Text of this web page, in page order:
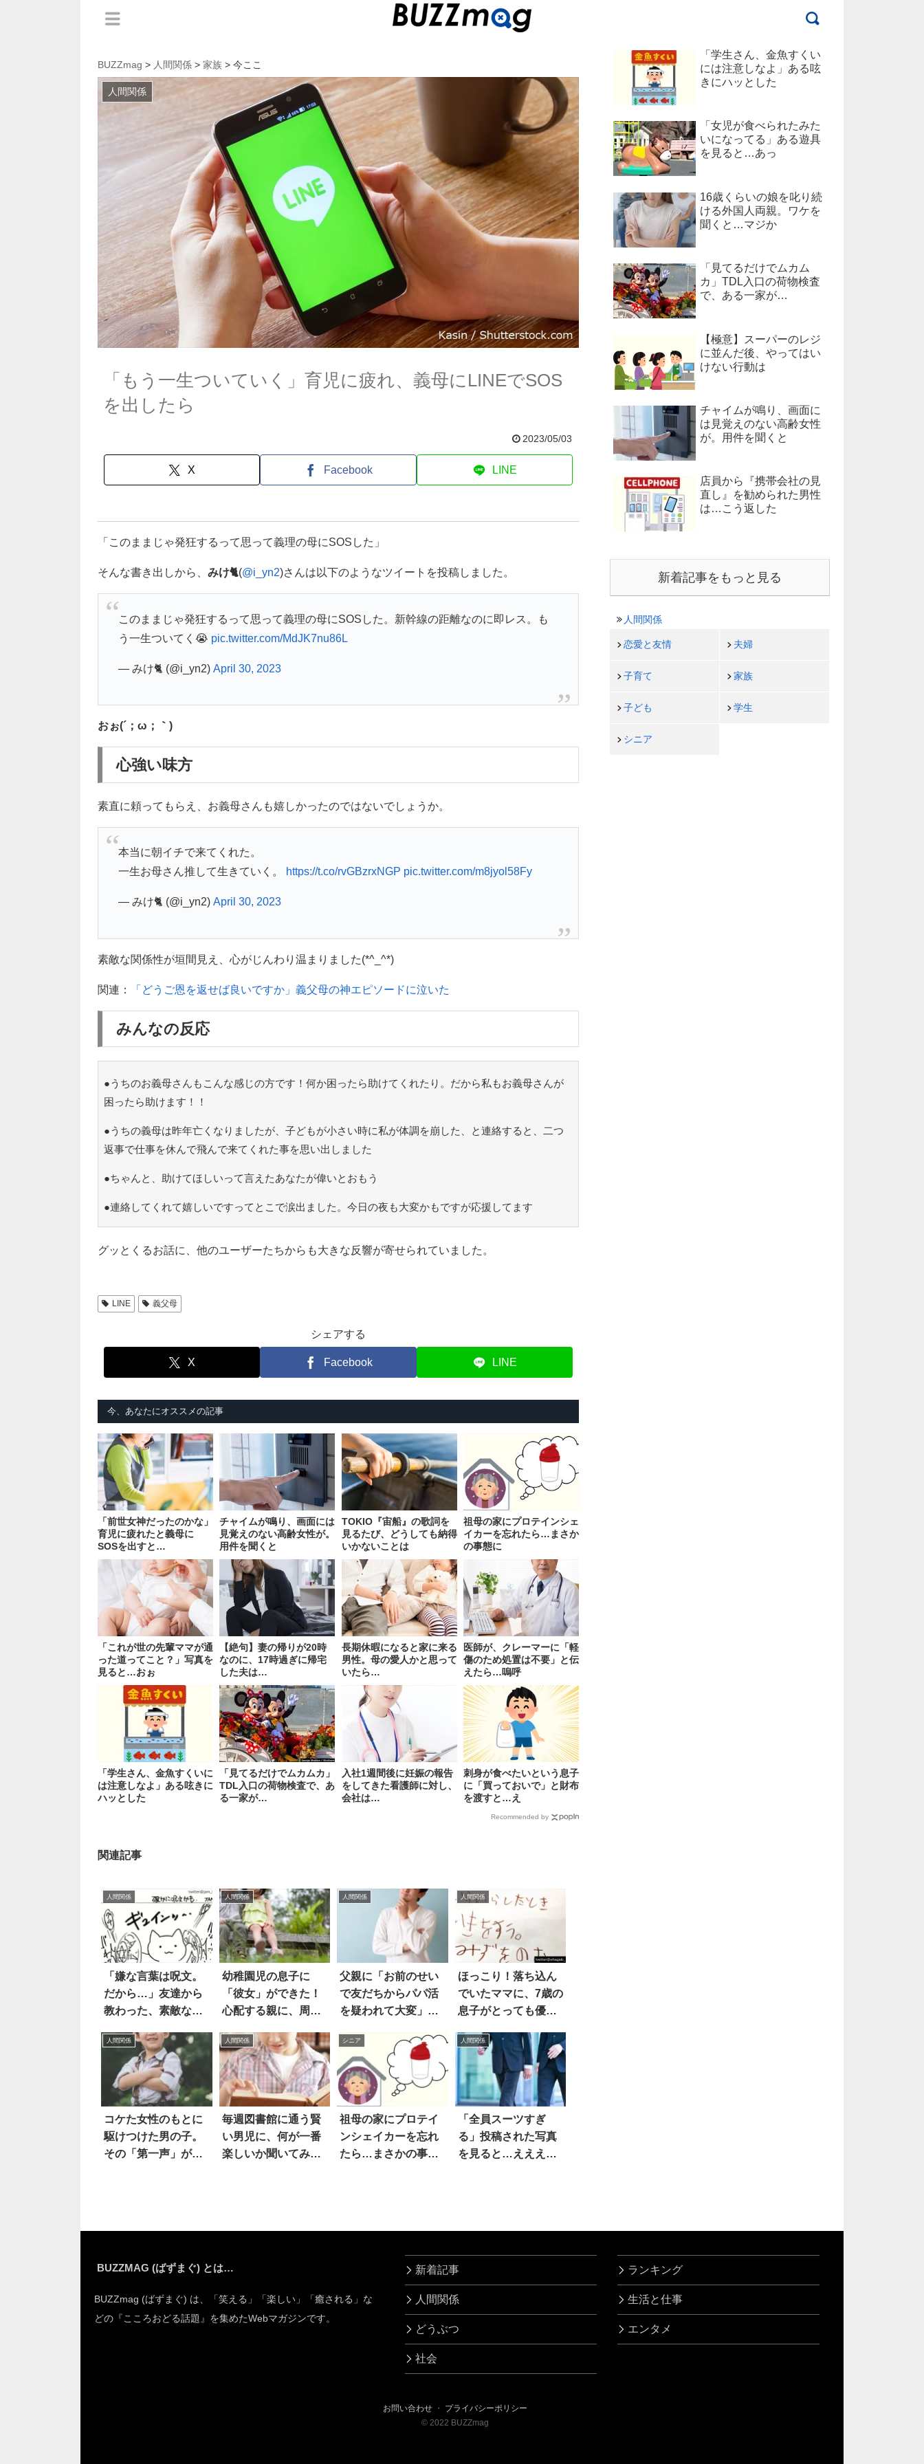
BUZZmag > 人間関係 > 家族 > 今ここ
人間関係
「もう一生ついていく」育児に疲れ、義母にLINEでSOS
を出したら
2023/05/03
X Facebook LINE
「このままじゃ発狂するって思って義理の母にSOSした」
そんな書き出しから、 みけ🐈(@i_yn2)さんは以下のようなツイートを投稿しました。
このままじゃ発狂するって思って義理の母にSOSした。新幹線の距離なのに即レス。も
う一生ついてく😭 pic.twitter.com/MdJK7nu86L
— みけ🐈 (@i_yn2) April 30, 2023
おぉ(´；ω；｀)
心強い味方
素直に頼ってもらえ、お義母さんも嬉しかったのではないでしょうか。
本当に朝イチで来てくれた。
一生お母さん推して生きていく。
https://t.co/rvGBzrxNGP pic.twitter.com/m8jyol58Fy
— みけ🐈 (@i_yn2) April 30, 2023
素敵な関係性が垣間見え、心がじんわり温まりました(*^_^*)
関連： 「どうご恩を返せば良いですか」義父母の神エピソードに泣いた
みんなの反応
●うちのお義母さんもこんな感じの方です！何か困ったら助けてくれたり。だから私もお義母さんが
困ったら助けます！！
●うちの義母は昨年亡くなりましたが、子どもが小さい時に私が体調を崩した、と連絡すると、二つ
返事で仕事を休んで飛んで来てくれた事を思い出しました
●ちゃんと、助けてほしいって言えたあなたが偉いとおもう
●連絡してくれて嬉しいですってとこで涙出ました。今日の夜も大変かもですが応援してます
グッとくるお話に、他のユーザーたちからも大きな反響が寄せられていました。
LINE 義父母
シェアする
X Facebook LINE
今、あなたにオススメの記事
「前世女神だったのかな」
育児に疲れたと義母に
SOSを出すと…
チャイムが鳴り、画面には
見覚えのない高齢女性が。
用件を聞くと
TOKIO『宙船』の歌詞を
見るたび、どうしても納得
いかないことは
祖母の家にプロテインシェ
イカーを忘れたら…まさか
の事態に
「これが世の先輩ママが通
った道ってこと？」写真を
見ると…おぉ
【絶句】妻の帰りが20時
なのに、17時過ぎに帰宅
した夫は…
長期休暇になると家に来る
男性。母の愛人かと思って
いたら…
医師が、クレーマーに「軽
傷のため処置は不要」と伝
えたら…嗚呼
「学生さん、金魚すくいに
は注意しなよ」ある呟きに
ハッとした
「見てるだけでムカムカ」
TDL入口の荷物検査で、あ
る一家が…
入社1週間後に妊娠の報告
をしてきた看護師に対し、
会社は…
刺身が食べたいという息子
に「買っておいで」と財布
を渡すと…え
Recommended by
関連記事
人間関係
「嫌な言葉は呪文。
だから…」友達から
教わった、素敵な心
人間関係
幼稚園児の息子に
「彼女」ができた！
心配する親に、周囲
は…
人間関係
父親に「お前のせい
で友だちからパパ活
を疑われて大変」と
人間関係
ほっこり！落ち込ん
でいたママに、7歳の
息子がとっても優し
人間関係
コケた女性のもとに
駆けつけた男の子。
その「第一声」が素
人間関係
毎週図書館に通う賢
い男児に、何が一番
楽しいか聞いてみる
シニア
祖母の家にプロテイ
ンシェイカーを忘れ
たら…まさかの事態
人間関係
「全員スーツすぎ
る」投稿された写真
を見ると…ええええ
「学生さん、金魚すくい
には注意しなよ」ある呟
きにハッとした
「女児が食べられたみた
いになってる」ある遊具
を見ると…あっ
16歳くらいの娘を叱り続
ける外国人両親。ワケを
聞くと…マジか
「見てるだけでムカム
カ」TDL入口の荷物検査
で、ある一家が…
【極意】スーパーのレジ
に並んだ後、やってはい
けない行動は
チャイムが鳴り、画面に
は見覚えのない高齢女性
が。用件を聞くと
店員から『携帯会社の見
直し』を勧められた男性
は…こう返した
新着記事をもっと見る
人間関係
恋愛と友情 夫婦
子育て 家族
子ども 学生
シニア
BUZZMAG (ばずまぐ) とは…
BUZZmag (ばずまぐ) は、「笑える」「楽しい」「癒される」な
どの『こころおどる話題』を集めたWebマガジンです。
新着記事
人間関係
どうぶつ
社会
ランキング
生活と仕事
エンタメ
お問い合わせ ・ プライバシーポリシー
© 2022 BUZZmag